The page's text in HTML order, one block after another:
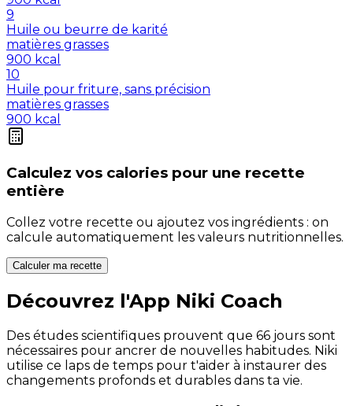
9
Huile ou beurre de karité
matières grasses
900 kcal
10
Huile pour friture, sans précision
matières grasses
900 kcal
Calculez vos calories pour une recette
entière
Collez votre recette ou ajoutez vos ingrédients : on
calcule automatiquement les valeurs nutritionnelles.
Calculer ma recette
Découvrez l'App Niki Coach
Des études scientifiques prouvent que 66 jours sont
nécessaires pour ancrer de nouvelles habitudes. Niki
utilise ce laps de temps pour t'aider à instaurer des
changements profonds et durables dans ta vie.